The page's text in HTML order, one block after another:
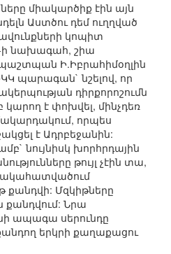
միակարծիք էին այն
Աստծու դեմ ուղղված
կոպիտ
ի նախագահ, շիա
Ի.Իբրահիմօղլին
պարագան` նշելով, որ
դիրքորոշումն
է փոխվել, մինչդեռ
որպես
է Ադրբեջանին:
նույնիսկ խորհրդային
թույլ չէին տա,
քանդվի: Մզկիթները
քանդվում: Նրա
ապագա սերունդը
երկրի քաղաքացու